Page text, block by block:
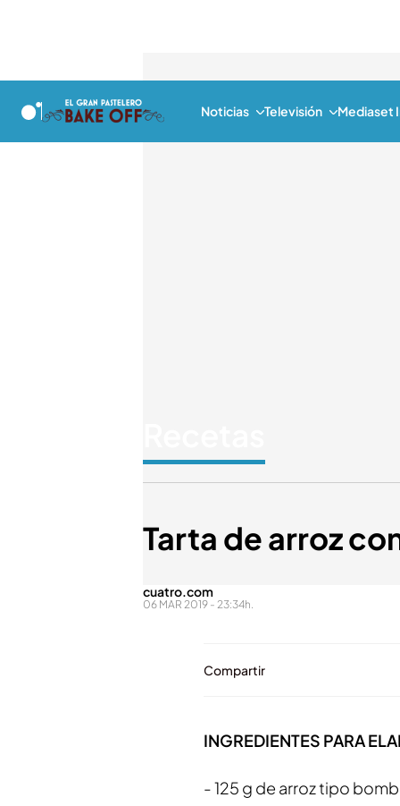
Noticias Televisión Mediaset
Tarta de arroz
cuatro.com
06 MAR 2019 - 23:34h.
Compartir
INGREDIENTES PARA
- 125 g de arroz tipo